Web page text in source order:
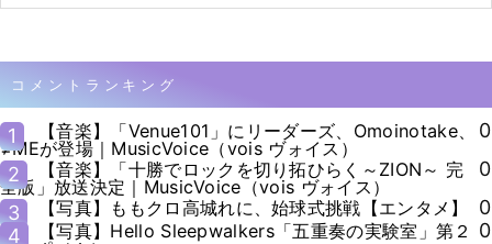
コメントランキング
1
【音楽】「Venue101」にリーダーズ、Omoinotake、
≠MEが登場｜MusicVoice（vois ヴォイス）
0
2
【音楽】「十勝でロックを切り拓ひらく～ZION～ 完
全版」放送決定｜MusicVoice（vois ヴォイス）
0
3
【写真】ももクロ高城れに、始球式挑戦【エンタメ】
0
4
【写真】Hello Sleepwalkers「五重奏の実験室」第２ 0